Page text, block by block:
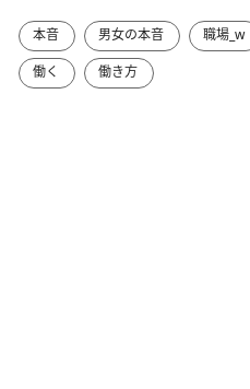
本音 男女の本音 職場_w
働く
働き方